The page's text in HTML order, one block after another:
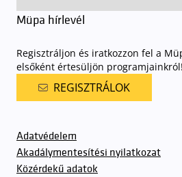
Müpa hírlevél
Regisztráljon és iratkozzon fel a
elsőként értesüljön programjainkról!
REGISZTRÁLOK
Adatvédelem
Akadálymentesítési nyilatkozat
Közérdekű adatok